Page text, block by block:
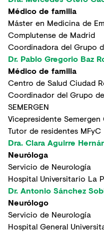
Médico de familia
Máster en Medicina de
Complutense de Madrid
Coordinadora del Grupo
Dr. Pablo Gregorio Baz
Médico de familia
Centro de Salud Ciudad
Coordinador del Grupo
SEMERGEN
Vicepresidente
Tutor de residentes MFyC
Dra. Clara Aguirre
Neuróloga
Servicio de Neurología
Hospital Universitario La
Dr. Antonio Sánchez
Neurólogo
Servicio de Neurología
Hospital General